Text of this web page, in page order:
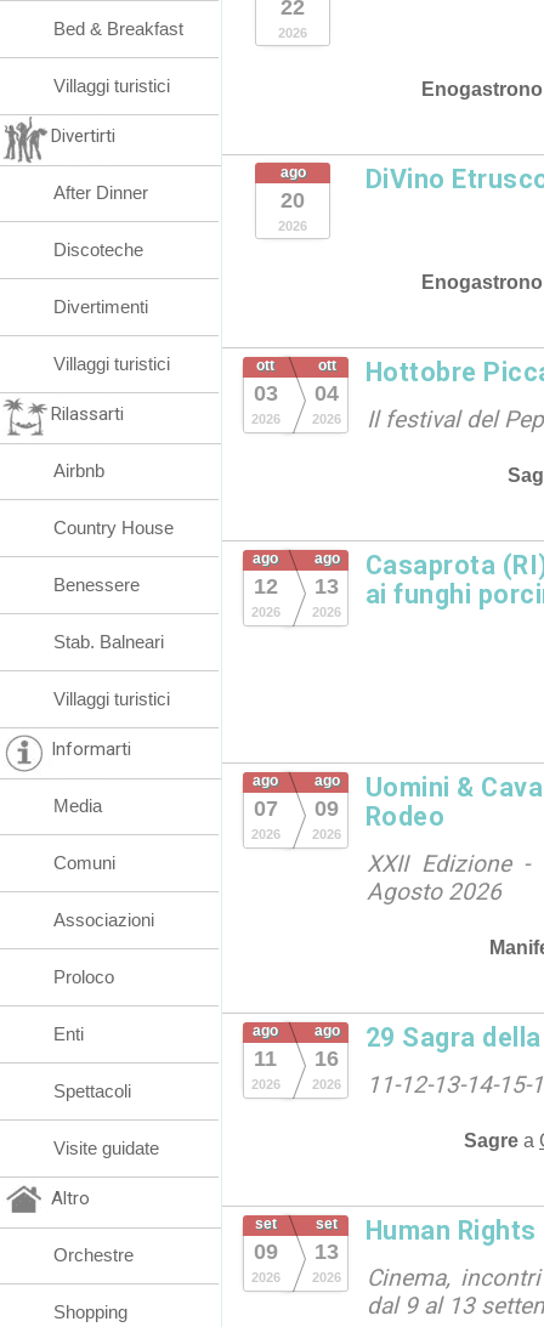
22
2026
ago
20
2026
DiVino
ott
03
2026
ott
04
2026
Hottobre
Il festival del
ago
12
2026
ago
13
2026
Casaprota
ai funghi
ago
07
2026
ago
09
2026
Uomini &
Rodeo
XXII Edizione
Agosto 2026
ago
11
2026
ago
16
2026
29 Sagra
11-12-13-14-
Sagre a
set
09
2026
set
13
2026
Human
Cinema,
dal 9 al 13
Bed & Breakfast
Villaggi turistici
Divertirti
After Dinner
Discoteche
Divertimenti
Villaggi turistici
Rilassarti
Airbnb
Country House
Benessere
Stab. Balneari
Villaggi turistici
Informarti
Media
Comuni
Associazioni
Proloco
Enti
Spettacoli
Visite guidate
Altro
Orchestre
Shopping